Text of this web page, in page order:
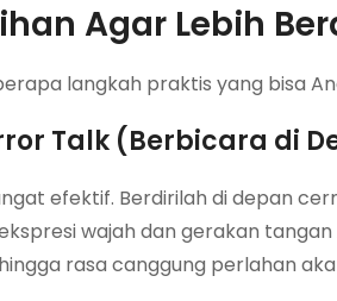
Agar Lebih
langkah praktis yang bisa
Talk (Berbicara di
efektif. Berdirilah di depan
wajah dan gerakan
rasa canggung perlahan